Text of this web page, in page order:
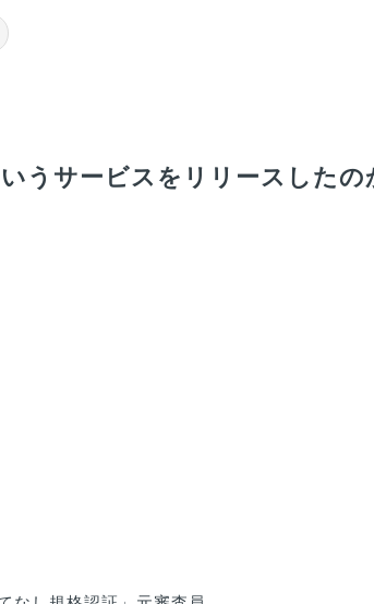
うサービスをリリースしたの